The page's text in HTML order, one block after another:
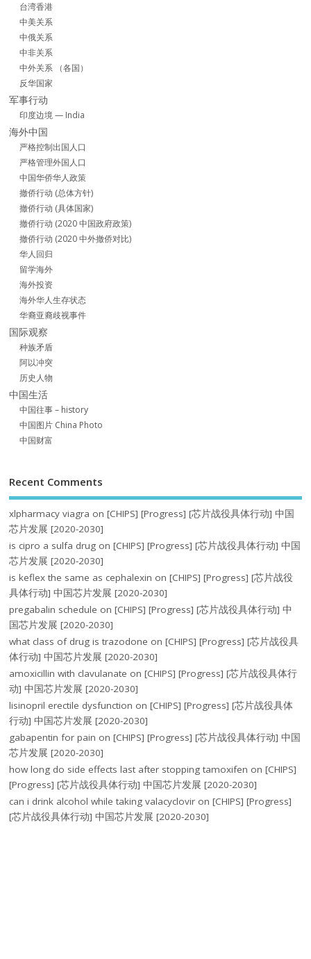
台湾香港
中美关系
中俄关系
中非关系
中外关系 （各国）
反华国家
军事行动
印度边境 — India
海外中国
严格控制出国人口
严格管理外国人口
中国华侨华人政策
撤侨行动 (总体方针)
撤侨行动 (具体国家)
撤侨行动 (2020 中国政府政策)
撤侨行动 (2020 中外撤侨对比)
华人回归
留学海外
海外投资
海外华人生存状态
华裔亚裔歧视事件
国际观察
种族矛盾
阿以冲突
历史人物
中国生活
中国往事 – history
中国图片 China Photo
中国财富
Recent Comments
xlpharmacy viagra on[CHIPS] [Progress] [芯片战役具体行动] 中国
芯片发展 [2020-2030]
is cipro a sulfa drug on[CHIPS] [Progress] [芯片战役具体行动] 中国
芯片发展 [2020-2030]
is keflex the same as cephalexin on[CHIPS] [Progress] [芯片战役
具体行动] 中国芯片发展 [2020-2030]
pregabalin schedule on[CHIPS] [Progress] [芯片战役具体行动] 中
国芯片发展 [2020-2030]
what class of drug is trazodone on[CHIPS] [Progress] [芯片战役具
体行动] 中国芯片发展 [2020-2030]
amoxicillin with clavulanate on[CHIPS] [Progress] [芯片战役具体行
动] 中国芯片发展 [2020-2030]
lisinopril erectile dysfunction on[CHIPS] [Progress] [芯片战役具体
行动] 中国芯片发展 [2020-2030]
gabapentin for pain on[CHIPS] [Progress] [芯片战役具体行动] 中国
芯片发展 [2020-2030]
how long do side effects last after stopping tamoxifen on[CHIPS]
[Progress] [芯片战役具体行动] 中国芯片发展 [2020-2030]
can i drink alcohol while taking valacyclovir on[CHIPS] [Progress]
[芯片战役具体行动] 中国芯片发展 [2020-2030]